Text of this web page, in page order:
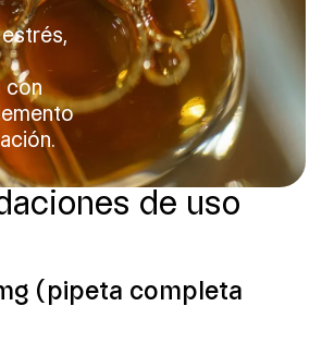
con
de uso
(pipeta completa